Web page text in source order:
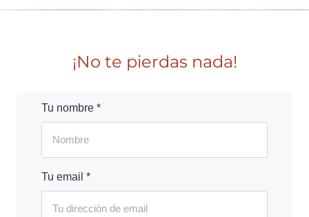
¡No te pierdas nada!
Tu nombre *
Tu email *